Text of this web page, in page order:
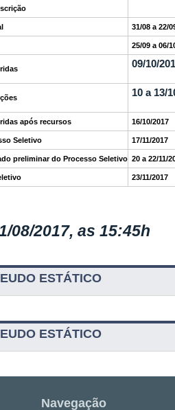
31/08
25/09 a 06/
09/10/
10 a 13/
após recursos 16/10/2017
Seletivo 17/11/2017
preliminar do Processo Seletivo 20 a 22/11/
23/11/2017
08/2017, as 15:45h
ESTÁTICO
ESTÁTICO
Navegação